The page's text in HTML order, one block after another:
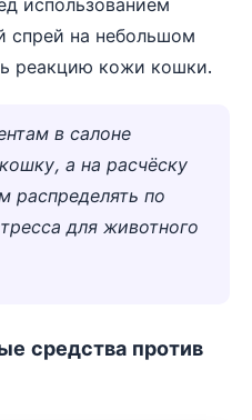
спрей на небольшом
реакцию кожи кошки.
в салоне
а на расчёску
распределять по
для животного
средства против